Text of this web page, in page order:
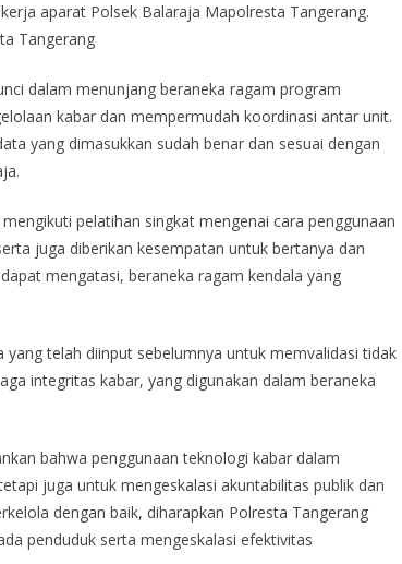
aparat Polsek Balaraja Mapolresta Tangerang.
Tangerang
dalam menunjang beraneka ragam program
kabar dan mempermudah koordinasi antar unit.
yang dimasukkan sudah benar dan sesuai dengan
pelatihan singkat mengenai cara penggunaan
juga diberikan kesempatan untuk bertanya dan
mengatasi, beraneka ragam kendala yang
telah diinput sebelumnya untuk memvalidasi tidak
integritas kabar, yang digunakan dalam beraneka
bahwa penggunaan teknologi kabar dalam
juga untuk mengeskalasi akuntabilitas publik dan
dengan baik, diharapkan Polresta Tangerang
penduduk serta mengeskalasi efektivitas